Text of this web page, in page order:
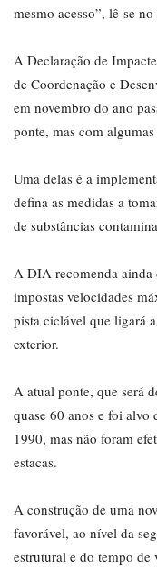
mesmo acesso”, lê-se
A Declaração de
de Coordenação e
em novembro do ano
ponte, mas com
Uma delas é a
defina as medidas a
de substâncias
A DIA recomenda ainda
impostas velocidades
pista ciclável que ligará
exterior.
A atual ponte, que será
quase 60 anos e foi alvo
1990, mas não foram
estacas.
A construção de uma
favorável, ao nível da
estrutural e do tempo de